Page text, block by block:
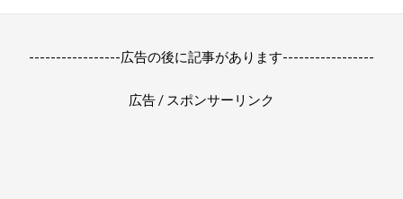
-----------------広告の後に記事があります-----------------
広告 / スポンサーリンク